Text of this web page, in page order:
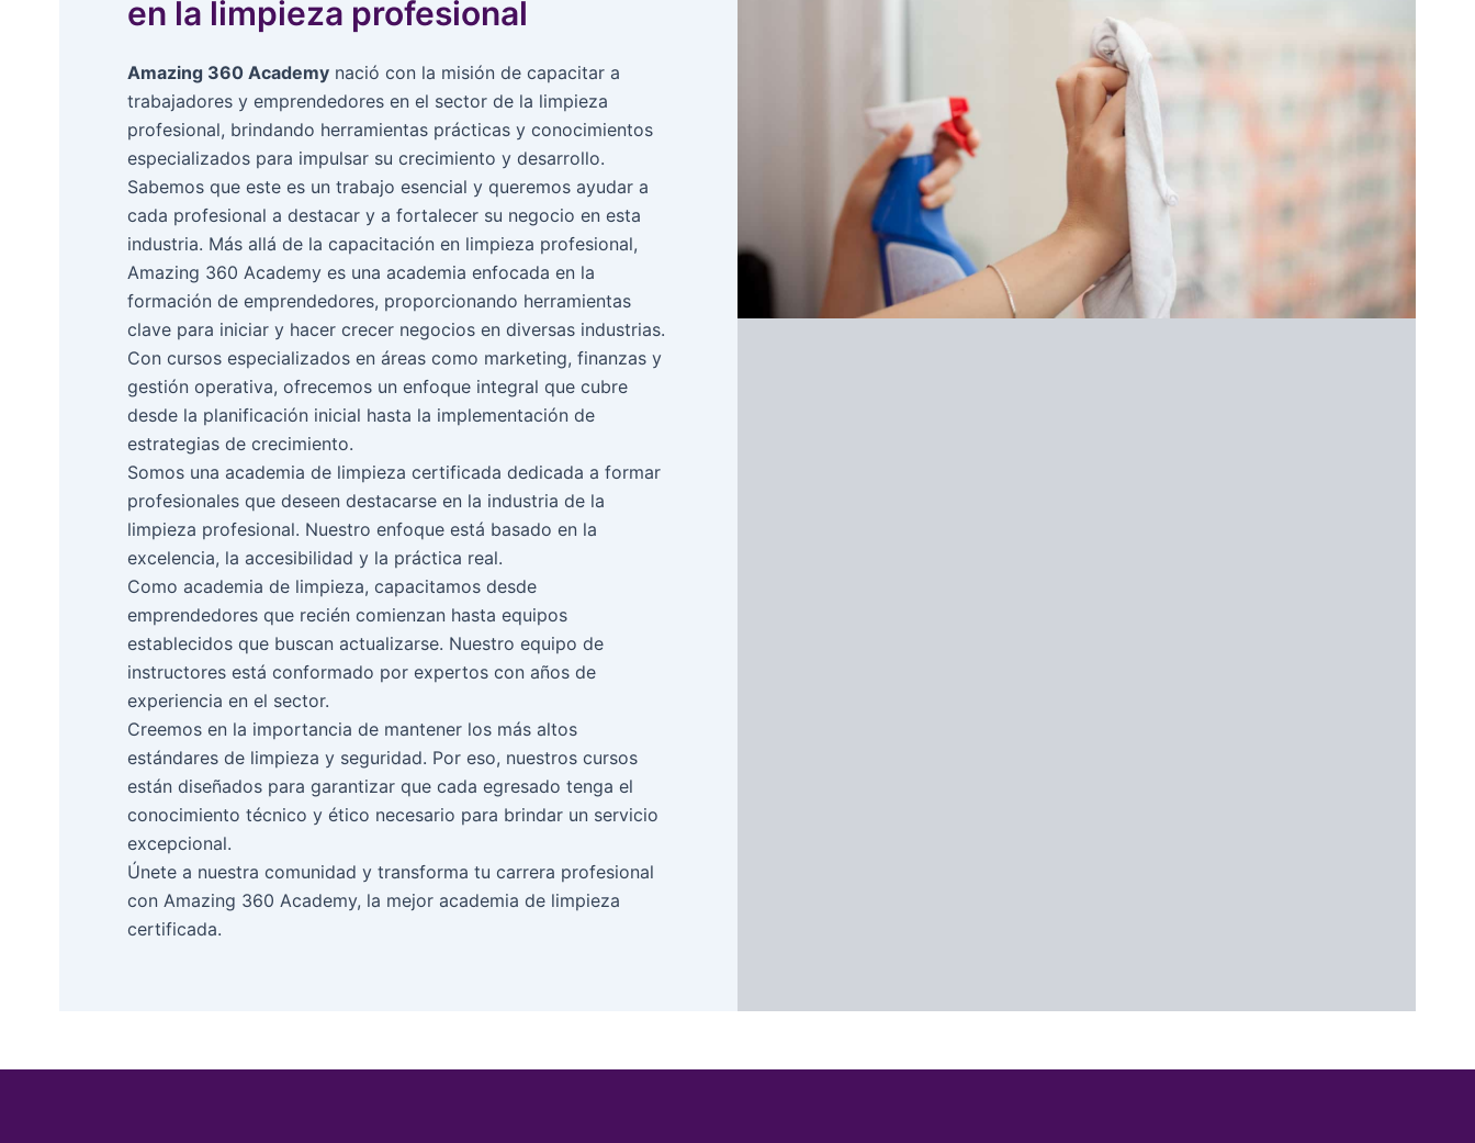
en la limpieza profesional
Amazing 360 Academynació con la misión de capacitar a
trabajadores y emprendedores en el sector de la limpieza
profesional, brindando herramientas prácticas y conocimientos
especializados para impulsar su crecimiento y desarrollo.
Sabemos que este es un trabajo esencial y queremos ayudar a
cada profesional a destacar y a fortalecer su negocio en esta
industria. Más allá de la capacitación en limpieza profesional,
Amazing 360 Academy es una academia enfocada en la
formación de emprendedores, proporcionando herramientas
clave para iniciar y hacer crecer negocios en diversas industrias.
Con cursos especializados en áreas como marketing, finanzas y
gestión operativa, ofrecemos un enfoque integral que cubre
desde la planificación inicial hasta la implementación de
estrategias de crecimiento.
Somos una academia de limpieza certificada dedicada a formar
profesionales que deseen destacarse en la industria de la
limpieza profesional. Nuestro enfoque está basado en la
excelencia, la accesibilidad y la práctica real.
Como academia de limpieza, capacitamos desde
emprendedores que recién comienzan hasta equipos
establecidos que buscan actualizarse. Nuestro equipo de
instructores está conformado por expertos con años de
experiencia en el sector.
Creemos en la importancia de mantener los más altos
estándares de limpieza y seguridad. Por eso, nuestros cursos
están diseñados para garantizar que cada egresado tenga el
conocimiento técnico y ético necesario para brindar un servicio
excepcional.
Únete a nuestra comunidad y transforma tu carrera profesional
con Amazing 360 Academy, la mejor academia de limpieza
certificada.